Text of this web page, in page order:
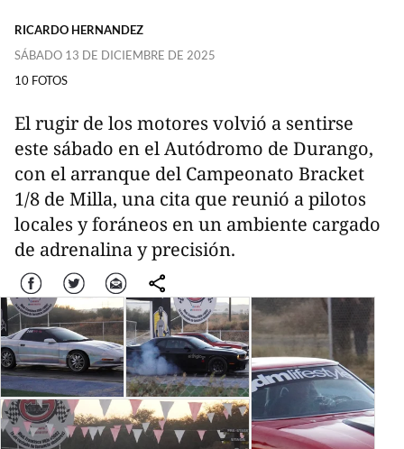
RICARDO HERNANDEZ
SÁBADO 13 DE DICIEMBRE DE 2025
10 FOTOS
El rugir de los motores volvió a sentirse
este sábado en el Autódromo de Durango,
con el arranque del Campeonato Bracket
1/8 de Milla, una cita que reunió a pilotos
locales y foráneos en un ambiente cargado
de adrenalina y precisión.
Facebook Twitter Correo comparte